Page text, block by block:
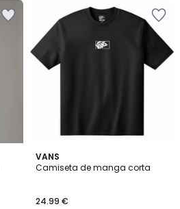
VANS
Camiseta de manga corta
24.99 €